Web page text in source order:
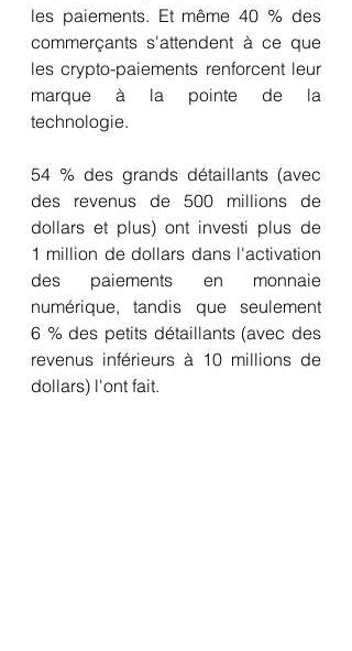
les paiements. Et même 40 % des
commerçants s'attendent à ce que
les crypto-paiements renforcent leur
marque à la pointe de la
technologie.
54 % des grands détaillants (avec
des revenus de 500 millions de
dollars et plus) ont investi plus de
1 million de dollars dans l'activation
des paiements en monnaie
numérique, tandis que seulement
6 % des petits détaillants (avec des
revenus inférieurs à 10 millions de
dollars) l'ont fait.